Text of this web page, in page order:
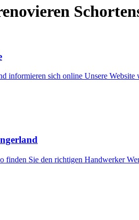
informieren sich online Unsere
finden Sie den richtigen Handwerker